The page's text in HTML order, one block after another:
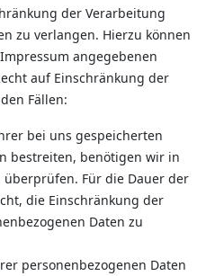
der Verarbeitung
zu verlangen. Hierzu können
angegebenen
auf Einschränkung der
Fällen:
bei uns gespeicherten
bestreiten, benötigen wir in
überprüfen. Für die Dauer der
die Einschränkung der
Daten zu
personenbezogenen Daten